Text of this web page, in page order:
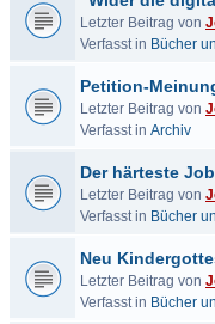
Letzter Beitrag von
Verfasst in Bücher
Petition-
Letzter Beitrag von
Verfasst in Archiv
Der härteste
Letzter Beitrag von
Verfasst in Bücher
Neu
Letzter Beitrag von
Verfasst in Bücher